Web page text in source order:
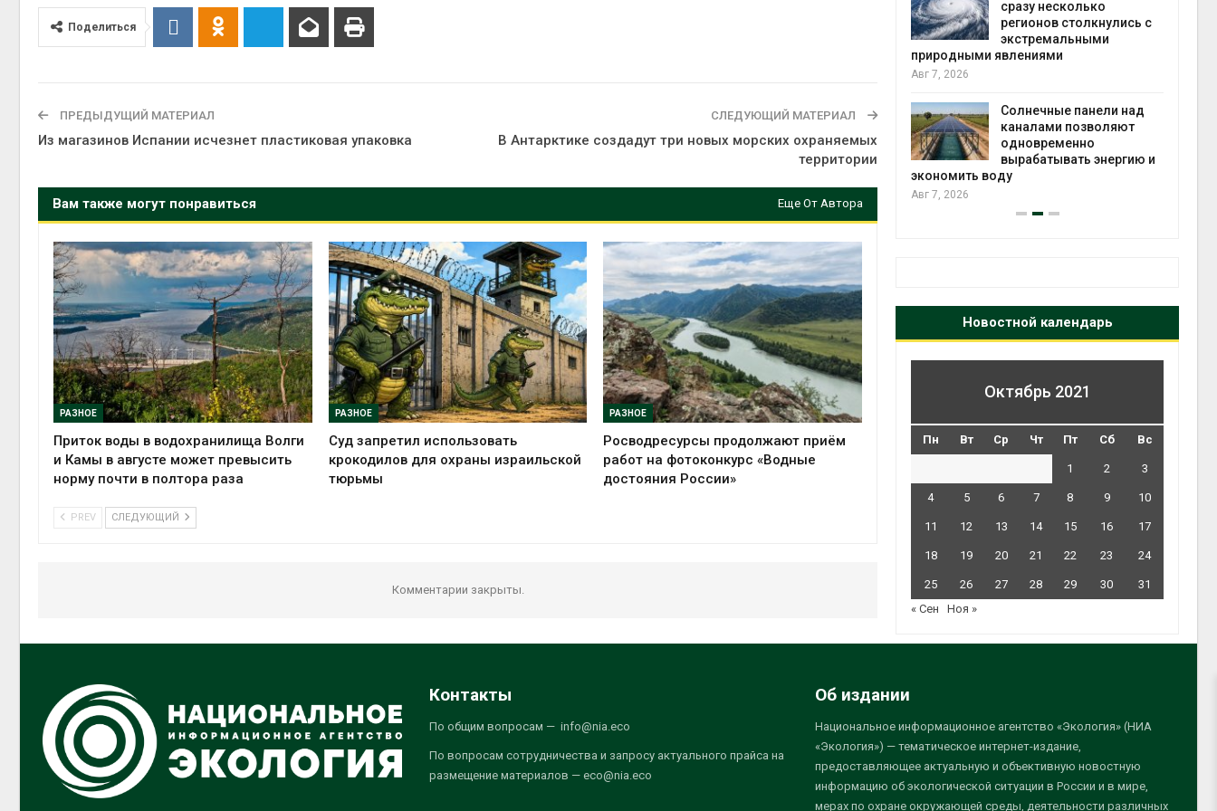
Поделиться
ПРЕДЫДУЩИЙ МАТЕРИАЛ
Из магазинов Испании исчезнет пластиковая упаковка
СЛЕДУЮЩИЙ МАТЕРИАЛ
В Антарктике создадут три новых морских охраняемых
территории
Вам также могут понравиться Еще От Автора
РАЗНОЕ
Приток воды в водохранилища Волги
и Камы в августе может превысить
норму почти в полтора раза
РАЗНОЕ
Суд запретил использовать
крокодилов для охраны израильской
тюрьмы
РАЗНОЕ
Росводресурсы продолжают приём
работ на фотоконкурс «Водные
достояния России»
PREV СЛЕДУЮЩИЙ
Комментарии закрыты.
Авг 6, 2026
Авг 7, 2026
сразу несколько
регионов столкнулись с
экстремальными
природными явлениями
Авг 7, 2026
Солнечные панели над
каналами позволяют
одновременно
вырабатывать энергию и
экономить воду
Авг 7, 2026
Новостной календарь
Октябрь 2021
Пн Вт Ср Чт Пт Сб Вс
1 2 3
4 5 6 7 8 9 10
11 12 13 14 15 16 17
18 19 20 21 22 23 24
25 26 27 28 29 30
31
« Сен
Ноя »
Контакты
По общим вопросам — info@nia.eco
По вопросам сотрудничества и запросу актуального прайса на
размещение материалов — eco@nia.eco
Об издании
Национальное информационное агентство «Экология» (НИА
«Экология») — тематическое интернет-издание,
предоставляющее актуальную и объективную новостную
информацию об экологической ситуации в России и в мире,
мерах по охране окружающей среды, деятельности различных